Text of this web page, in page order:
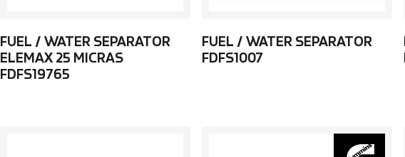
FUEL / WATER SEPARATOR
ELEMAX 25 MICRAS
FDFS19765
FUEL / WATER SEPARATOR
FDFS1007